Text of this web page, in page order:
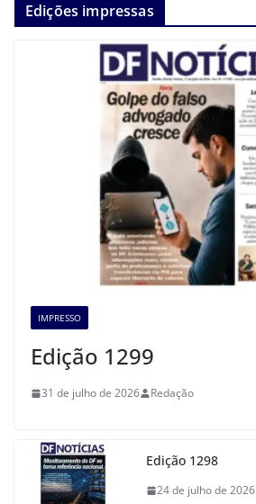
Edições impressas
IMPRESSO
Edição 1299
31 de julho de 2026 Redação
Edição 1298
24 de julho de 2026